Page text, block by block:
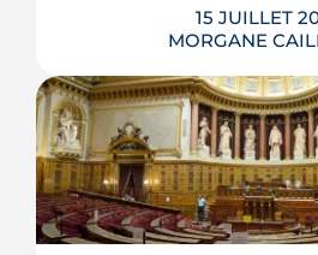
15 JUILLET
MORGANE
Verrous tournés, voisins
boîte aux lettres sous
grande partie de la
logement repose sur